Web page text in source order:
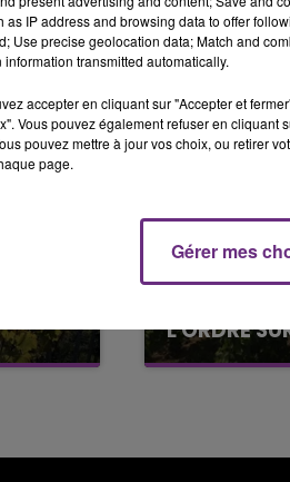
6h00 -
LA
jeudi
6 août 2026
L'ORDRE
Alors que les
10h00 -
LE
as IP address and browsing data to offer
Use precise geolocation data; Match and
information transmitted automatically.
accepter en cliquant sur "Accepter et
Vous pouvez également refuser en cliquant
pouvez mettre à jour vos choix, ou retirer
page.
Gérer mes